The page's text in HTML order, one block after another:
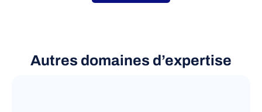
Autres domaines d’expertise